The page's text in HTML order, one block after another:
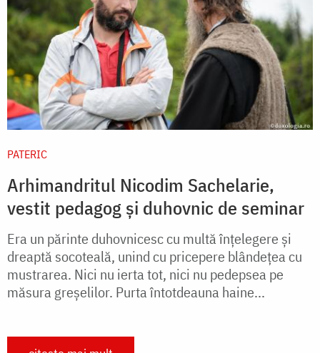
PATERIC
Arhimandritul Nicodim Sachelarie,
vestit pedagog și duhovnic de seminar
Era un părinte duhovnicesc cu multă înţelegere şi
dreaptă socoteală, unind cu pricepere blândeţea cu
mustrarea. Nici nu ierta tot, nici nu pedepsea pe
măsura greşelilor. Purta întotdeauna haine...